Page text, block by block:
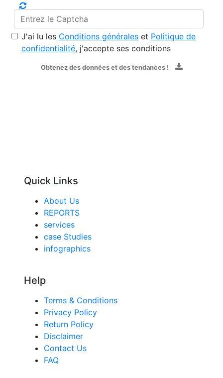
J'ai lu les Conditions générales et Politique de
confidentialité, j'accepte ses conditions
Obtenez des données et des tendances !
Quick Links
About Us
REPORTS
services
case Studies
infographics
Help
Terms & Conditions
Privacy Policy
Return Policy
Disclaimer
Contact Us
FAQ